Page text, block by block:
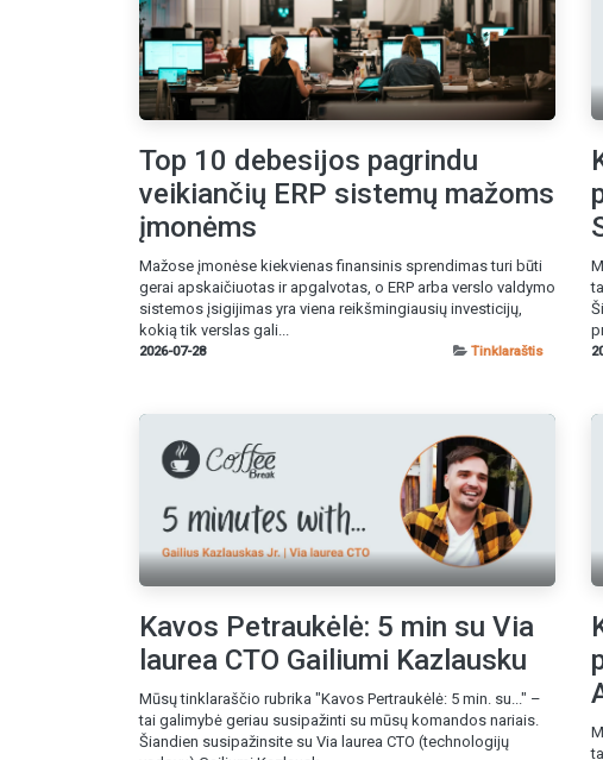
Top 10 debesijos pagrindu
veikiančių ERP sistemų mažoms
įmonėms
Mažose įmonėse kiekvienas finansinis sprendimas turi būti
gerai apskaičiuotas ir apgalvotas, o ERP arba verslo valdymo
sistemos įsigijimas yra viena reikšmingiausių investicijų,
kokią tik verslas gali...
2026-07-28 Tinklaraštis
Kavos Petraukėlė: 5 min su Via
laurea CTO Gailiumi Kazlausku
Mūsų tinklaraščio rubrika "Kavos Pertraukėlė: 5 min. su..." –
tai galimybė geriau susipažinti su mūsų komandos nariais.
Šiandien susipažinsite su Via laurea CTO (technologijų